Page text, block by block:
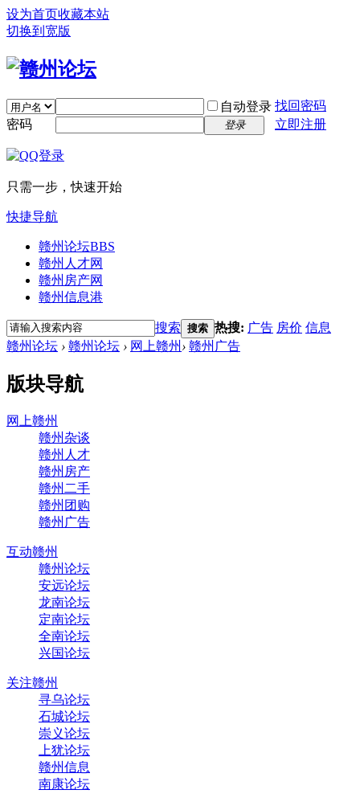
设为首页收藏本站
切换到宽版
自动登录 找回密码
密码
登录 立即注册
只需一步，快速开始
快捷导航
赣州论坛BBS
赣州人才网
赣州房产网
赣州信息港
搜索 搜索 热搜: 广告 房价 信息
赣州论坛 › 赣州论坛 › 网上赣州 › 赣州广告
版块导航
网上赣州
赣州杂谈
赣州人才
赣州房产
赣州二手
赣州团购
赣州广告
互动赣州
赣州论坛
安远论坛
龙南论坛
定南论坛
全南论坛
兴国论坛
关注赣州
寻乌论坛
石城论坛
崇义论坛
上犹论坛
赣州信息
南康论坛